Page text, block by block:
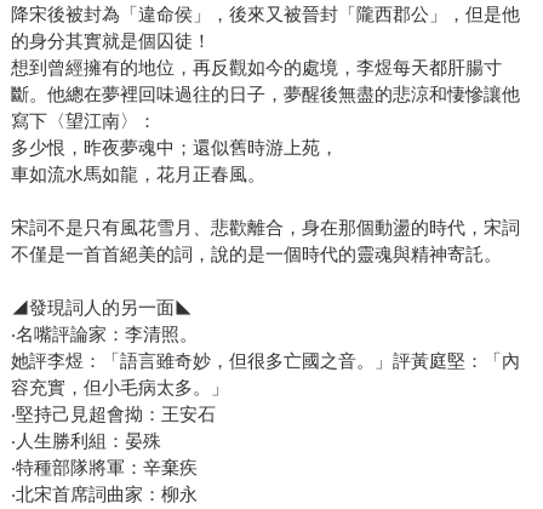
降宋後被封為「違命侯」，後來又被晉封「隴西郡公」，但是他
的身分其實就是個囚徒！
想到曾經擁有的地位，再反觀如今的處境，李煜每天都肝腸寸
斷。他總在夢裡回味過往的日子，夢醒後無盡的悲涼和悽慘讓他
寫下〈望江南〉：
多少恨，昨夜夢魂中；還似舊時游上苑，
車如流水馬如龍，花月正春風。
宋詞不是只有風花雪月、悲歡離合，身在那個動盪的時代，宋詞
不僅是一首首絕美的詞，說的是一個時代的靈魂與精神寄託。
◢發現詞人的另一面◣
‧名嘴評論家：李清照。
她評李煜：「語言雖奇妙，但很多亡國之音。」評黃庭堅：「內
容充實，但小毛病太多。」
‧堅持己見超會拗：王安石
‧人生勝利組：晏殊
‧特種部隊將軍：辛棄疾
‧北宋首席詞曲家：柳永